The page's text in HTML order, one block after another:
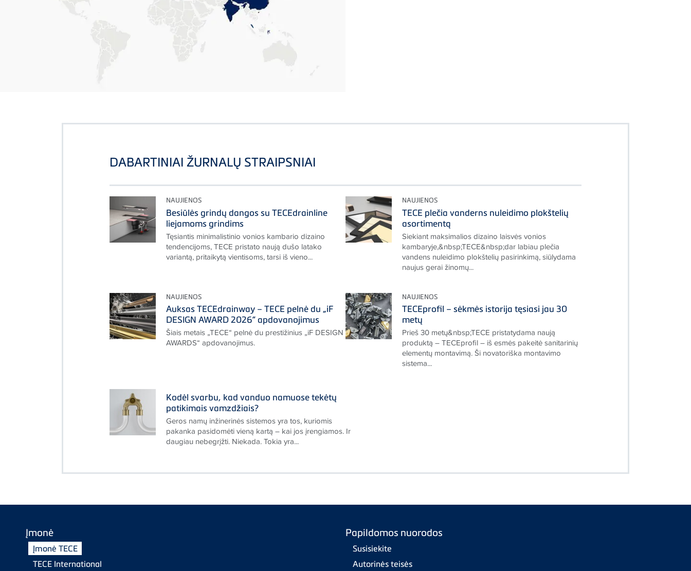
DABARTINIAI ŽURNALŲ STRAIPSNIAI
NAUJIENOS
Besiūlės grindų dangos su TECEdrainline
liejamoms grindims
Tęsiantis minimalistinio vonios kambario dizaino
tendencijoms, TECE pristato naują dušo latako
variantą, pritaikytą vientisoms, tarsi iš vieno...
NAUJIENOS
TECE plečia vanderns nuleidimo plokštelių
asortimentą
Siekiant maksimalios dizaino laisvės vonios
kambaryje,&nbsp;TECE&nbsp;dar labiau plečia
vandens nuleidimo plokštelių pasirinkimą, siūlydama
naujus gerai žinomų...
NAUJIENOS
Auksas TECEdrainway – TECE pelnė du „iF
DESIGN AWARD 2026“ apdovanojimus
Šiais metais „TECE“ pelnė du prestižinius „iF DESIGN
AWARDS“ apdovanojimus.
NAUJIENOS
TECEprofil – sėkmės istorija tęsiasi jau 30
metų
Prieš 30 metų&nbsp;TECE pristatydama naują
produktą – TECEprofil – iš esmės pakeitė sanitarinių
elementų montavimą. Ši novatoriška montavimo
sistema...
Kodėl svarbu, kad vanduo namuose tekėtų
patikimais vamzdžiais?
Geros namų inžinerinės sistemos yra tos, kuriomis
pakanka pasidomėti vieną kartą – kai jos įrengiamos. Ir
daugiau nebegrįžti. Niekada. Tokia yra...
Įmonė
Įmonė TECE
TECE International
Papildomos nuorodos
Susisiekite
Autorinės teisės